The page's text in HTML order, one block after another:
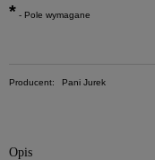
* - Pole wymagane
Producent: Pani Jurek
Opis